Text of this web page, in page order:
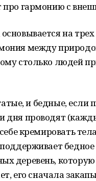
про гармонию с
на
между
столько людей
и бедные, если
дня проводят
кремировать
деревень, которую
его сначала